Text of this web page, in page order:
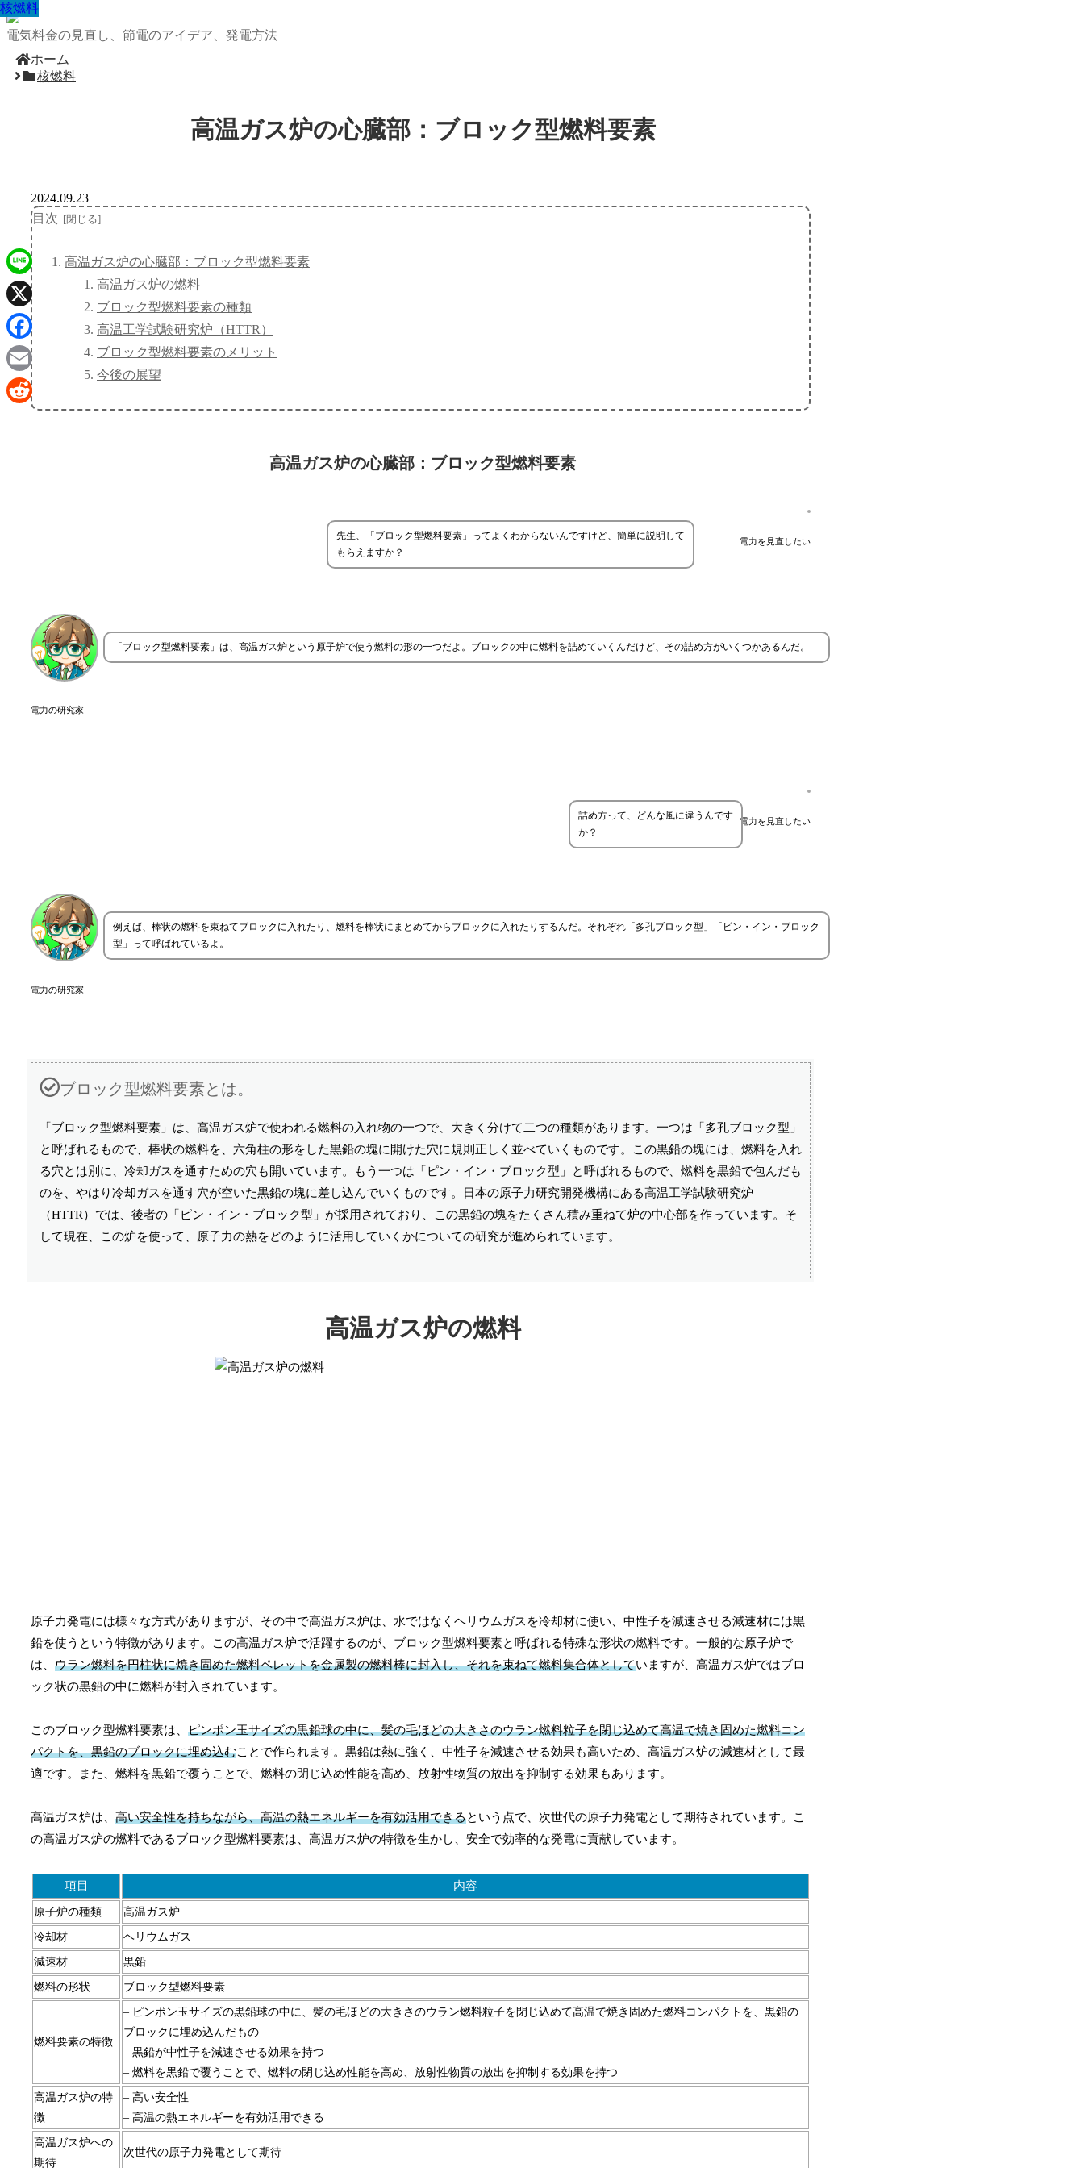
電気料金の見直し、節電のアイデア、発電方法
ホーム
核燃料
高温ガス炉の心臓部：ブロック型燃料要素
核燃料
2024.09.23
目次
高温ガス炉の心臓部：ブロック型燃料要素
高温ガス炉の燃料
ブロック型燃料要素の種類
高温工学試験研究炉（HTTR）
ブロック型燃料要素のメリット
今後の展望
高温ガス炉の心臓部：ブロック型燃料要素
電力を見直したい
先生、「ブロック型燃料要素」ってよくわからないんですけど、簡単に説明して
もらえますか？
電力の研究家
「ブロック型燃料要素」は、高温ガス炉という原子炉で使う燃料の形の一つだよ。ブロックの中に燃料を詰めていくんだけど、その詰め方がいくつかあるんだ。
電力を見直したい
詰め方って、どんな風に違うんです
か？
電力の研究家
例えば、棒状の燃料を束ねてブロックに入れたり、燃料を棒状にまとめてからブロックに入れたりするんだ。それぞれ「多孔ブロック型」「ピン・イン・ブロック
型」って呼ばれているよ。
ブロック型燃料要素とは。
「ブロック型燃料要素」は、高温ガス炉で使われる燃料の入れ物の一つで、大きく分けて二つの種類があります。一つは「多孔ブロック型」
と呼ばれるもので、棒状の燃料を、六角柱の形をした黒鉛の塊に開けた穴に規則正しく並べていくものです。この黒鉛の塊には、燃料を入れ
る穴とは別に、冷却ガスを通すための穴も開いています。もう一つは「ピン・イン・ブロック型」と呼ばれるもので、燃料を黒鉛で包んだも
のを、やはり冷却ガスを通す穴が空いた黒鉛の塊に差し込んでいくものです。日本の原子力研究開発機構にある高温工学試験研究炉
（HTTR）では、後者の「ピン・イン・ブロック型」が採用されており、この黒鉛の塊をたくさん積み重ねて炉の中心部を作っています。そ
して現在、この炉を使って、原子力の熱をどのように活用していくかについての研究が進められています。
高温ガス炉の燃料
原子力発電には様々な方式がありますが、その中で高温ガス炉は、水ではなくヘリウムガスを冷却材に使い、中性子を減速させる減速材には黒
鉛を使うという特徴があります。この高温ガス炉で活躍するのが、ブロック型燃料要素と呼ばれる特殊な形状の燃料です。一般的な原子炉で
は、 ウラン燃料を円柱状に焼き固めた燃料ペレットを金属製の燃料棒に封入し、それを束ねて燃料集合体としていますが、高温ガス炉ではブロ
ック状の黒鉛の中に燃料が封入されています。
このブロック型燃料要素は、 ピンポン玉サイズの黒鉛球の中に、髪の毛ほどの大きさのウラン燃料粒子を閉じ込めて高温で焼き固めた燃料コン
パクトを、黒鉛のブロックに埋め込むことで作られます。黒鉛は熱に強く、中性子を減速させる効果も高いため、高温ガス炉の減速材として最
適です。また、燃料を黒鉛で覆うことで、燃料の閉じ込め性能を高め、放射性物質の放出を抑制する効果もあります。
高温ガス炉は、 高い安全性を持ちながら、高温の熱エネルギーを有効活用できるという点で、次世代の原子力発電として期待されています。こ
の高温ガス炉の燃料であるブロック型燃料要素は、高温ガス炉の特徴を生かし、安全で効率的な発電に貢献しています。
項目 内容
原子炉の種類 高温ガス炉
冷却材 ヘリウムガス
減速材 黒鉛
燃料の形状 ブロック型燃料要素
燃料要素の特徴
– ピンポン玉サイズの黒鉛球の中に、髪の毛ほどの大きさのウラン燃料粒子を閉じ込めて高温で焼き固めた燃料コンパクトを、黒鉛の
ブロックに埋め込んだもの
– 黒鉛が中性子を減速させる効果を持つ
– 燃料を黒鉛で覆うことで、燃料の閉じ込め性能を高め、放射性物質の放出を抑制する効果を持つ
高温ガス炉の特
徴
– 高い安全性
– 高温の熱エネルギーを有効活用できる
高温ガス炉への
期待
次世代の原子力発電として期待
核燃料
核燃料
核燃料
核燃料
核燃料
核燃料
核燃料
核燃料
Line
X
Facebook
Email